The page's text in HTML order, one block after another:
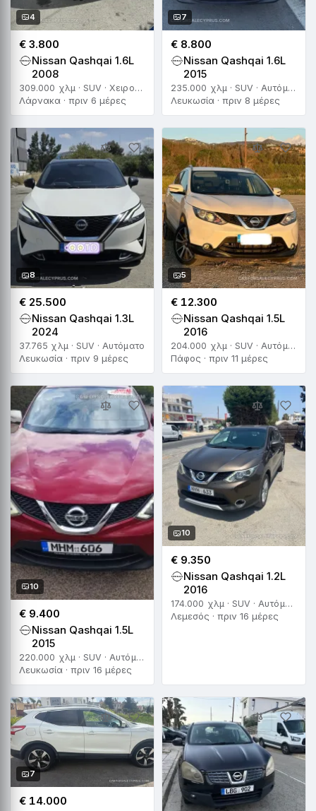
4
€ 3.800
Nissan Qashqai 1.6L
2008
309.000 χλμ · SUV · Χειροκίνητο
Λάρνακα · πριν 6 μέρες
7
€ 8.800
Nissan Qashqai 1.6L
2015
235.000 χλμ · SUV · Αυτόματο
Λευκωσία · πριν 8 μέρες
8
€ 25.500
Nissan Qashqai 1.3L
2024
37.765 χλμ · SUV · Αυτόματο
Λευκωσία · πριν 9 μέρες
5
€ 12.300
Nissan Qashqai 1.5L
2016
204.000 χλμ · SUV · Αυτόματο
Πάφος · πριν 11 μέρες
10
€ 9.400
Nissan Qashqai 1.5L
2015
220.000 χλμ · SUV · Αυτόματο
Λευκωσία · πριν 16 μέρες
10
€ 9.350
Nissan Qashqai 1.2L
2016
174.000 χλμ · SUV · Αυτόματο
Λεμεσός · πριν 16 μέρες
7
€ 14.000